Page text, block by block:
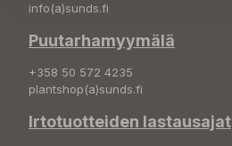
info(a)sunds.fi
Puutarhamyymälä
+358 50 572 4235
plantshop(a)sunds.fi
Irtotuotteiden lastausajat